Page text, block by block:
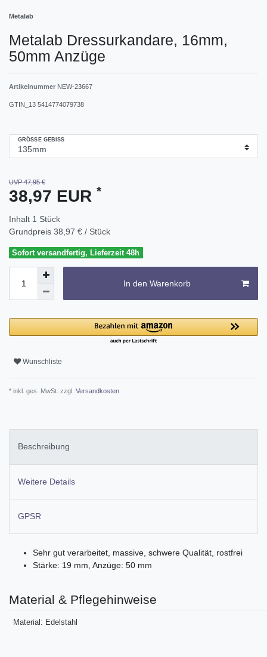
Metalab
Metalab Dressurkandare, 16mm,
50mm Anzüge
Artikelnummer NEW-23667
GTIN_13 5414774079738
GRÖSSE GEBISS
UVP 47,95 €
38,97 EUR *
Inhalt 1 Stück
Grundpreis 38,97 € / Stück
Sofort versandfertig, Lieferzeit 48h
In den Warenkorb
Wunschliste
* inkl. ges. MwSt. zzgl. Versandkosten
Beschreibung
Weitere Details
GPSR
Sehr gut verarbeitet, massive, schwere Qualität, rostfrei
Stärke: 19 mm, Anzüge: 50 mm
Material & Pflegehinweise
Material: Edelstahl